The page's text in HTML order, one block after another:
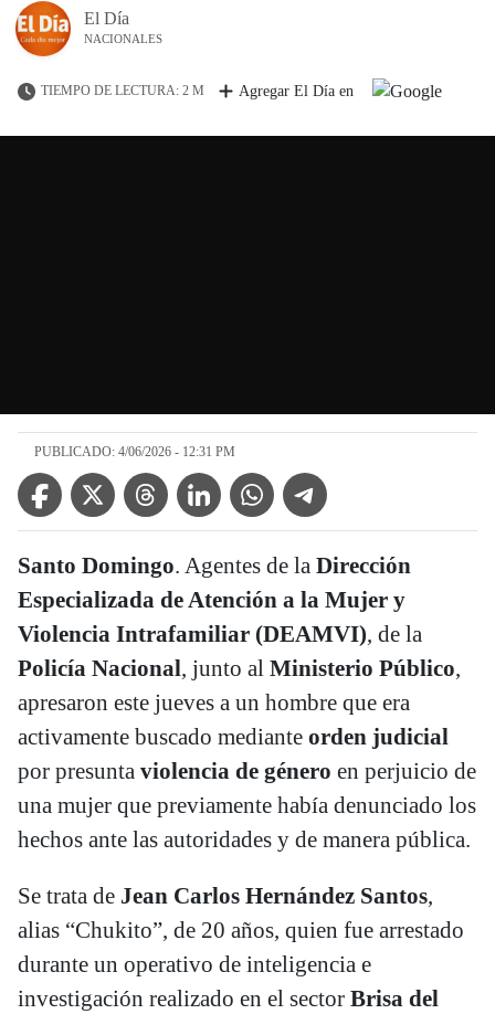
El Día
NACIONALES
TIEMPO DE LECTURA: 2 M Agregar El Día en
PUBLICADO: 4/06/2026 - 12:31 PM
Facebook IconTwitter IconThreads IconLinkedin IconWhatsApp IconTelegram Icon
Santo Domingo. Agentes de la Dirección
Especializada de Atención a la Mujer y
Violencia Intrafamiliar (DEAMVI), de la
Policía Nacional, junto al Ministerio Público,
apresaron este jueves a un hombre que era
activamente buscado mediante orden judicial
por presunta violencia de género en perjuicio de
una mujer que previamente había denunciado los
hechos ante las autoridades y de manera pública.
Se trata de Jean Carlos Hernández Santos,
alias “Chukito”, de 20 años, quien fue arrestado
durante un operativo de inteligencia e
investigación realizado en el sector Brisa del